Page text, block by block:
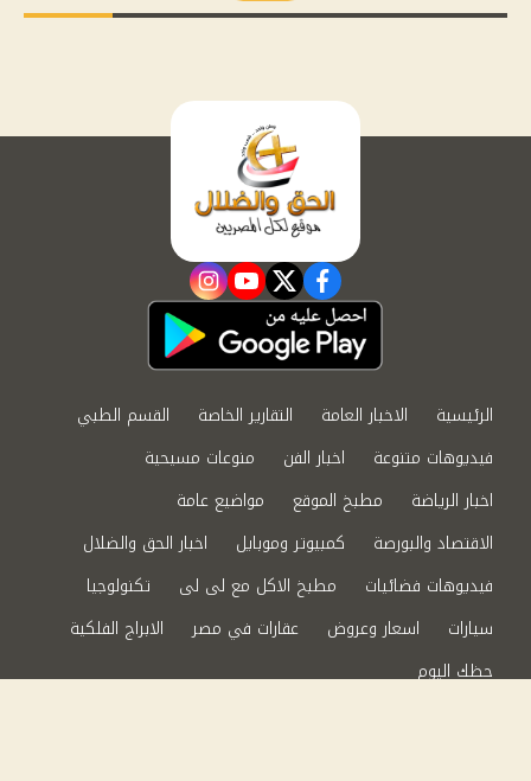
facebook
twitter
youtube
instagram
الرئيسية الاخبار العامة التقارير الخاصة
القسم الطبي
فيديوهات متنوعة
اخبار الفن
منوعات مسيحية
اخبار الرياضة
مطبخ الموقع
مواضيع عامة
الاقتصاد والبورصة
كمبيوتر وموبايل
اخبار الحق والضلال
فيديوهات فضائيات
مطبخ الاكل مع لى لى
تكنولوجيا
سيارات
اسعار وعروض عقارات في مصر
الابراج الفلكية
حظك اليوم